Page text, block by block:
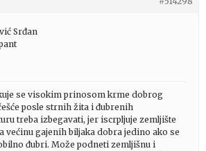
Srđan
se visokim prinosom krme dobrog
posle strnih žita i đubrenih
treba izbegavati, jer iscrpljuje zemljište
većinu gajenih biljaka dobra jedino ako se
đubri. Može podneti zemljišnu i